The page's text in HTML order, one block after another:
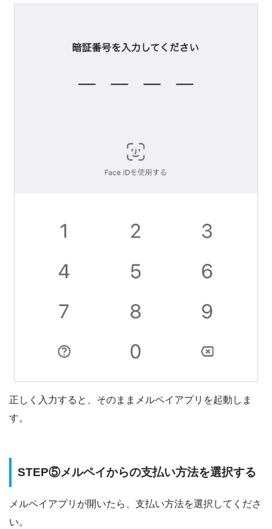
正しく入力すると、そのままメルペイアプリを起動しま
す。
STEP⑤メルペイからの支払い方法を選択する
メルペイアプリが開いたら、支払い方法を選択してくださ
い。